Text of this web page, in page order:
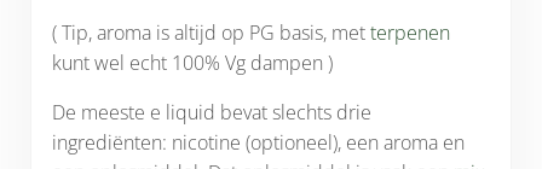
( Tip, aroma is altijd op PG basis, metterpenen
kunt wel echt 100% Vg dampen )
De meeste e liquid bevat slechts drie
ingrediënten: nicotine (optioneel), een aroma en